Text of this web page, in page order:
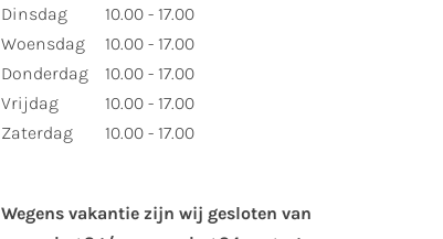
Dinsdag
Woensdag
Donderdag
Vrijdag
Zaterdag
10.00 - 17.00
10.00 - 17.00
10.00 - 17.00
10.00 - 17.00
10.00 - 17.00
Wegens vakantie zijn wij gesloten van ​